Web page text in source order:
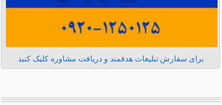
برای سفارش تبلیغات هدفمند و دریافت مشاوره کلیک کنید